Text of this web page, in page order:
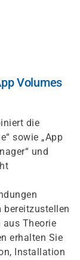
Volumes
die
sowie „App
und
bereitzustellen
aus Theorie
erhalten Sie
Installation